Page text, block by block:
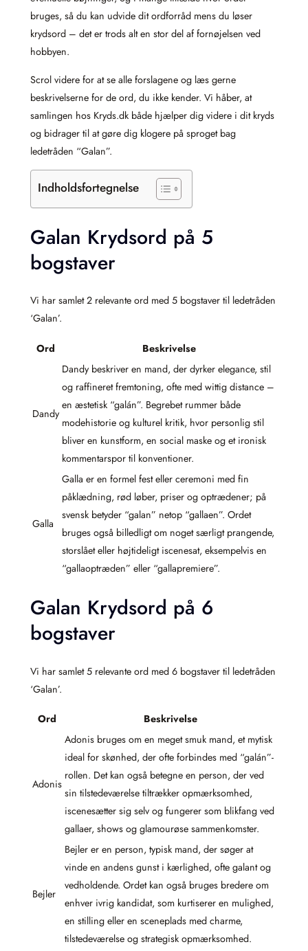
bruges, så du kan udvide dit ordforråd mens du løser
krydsord – det er trods alt en stor del af fornøjelsen ved
hobbyen.
Scrol videre for at se alle forslagene og læs gerne
beskrivelserne for de ord, du ikke kender. Vi håber, at
samlingen hos Kryds.dk både hjælper dig videre i dit kryds
og bidrager til at gøre dig klogere på sproget bag
ledetråden “Galan”.
Indholdsfortegnelse
Galan Krydsord på 5
bogstaver
Vi har samlet 2 relevante ord med 5 bogstaver til ledetråden
‘Galan’.
Ord Beskrivelse
Dandy
Dandy beskriver en mand, der dyrker elegance, stil
og raffineret fremtoning, ofte med wittig distance –
en æstetisk “galán”. Begrebet rummer både
modehistorie og kulturel kritik, hvor personlig stil
bliver en kunstform, en social maske og et ironisk
kommentarspor til konventioner.
Galla
Galla er en formel fest eller ceremoni med fin
påklædning, rød løber, priser og optrædener; på
svensk betyder “galan” netop “gallaen”. Ordet
bruges også billedligt om noget særligt prangende,
storslået eller højtideligt iscenesat, eksempelvis en
“gallaoptræden” eller “gallapremiere”.
Galan Krydsord på 6
bogstaver
Vi har samlet 5 relevante ord med 6 bogstaver til ledetråden
‘Galan’.
Ord Beskrivelse
Adonis
Adonis bruges om en meget smuk mand, et mytisk
ideal for skønhed, der ofte forbindes med “galán”-
rollen. Det kan også betegne en person, der ved
sin tilstedeværelse tiltrækker opmærksomhed,
iscenesætter sig selv og fungerer som blikfang ved
gallaer, shows og glamourøse sammenkomster.
Bejler
Bejler er en person, typisk mand, der søger at
vinde en andens gunst i kærlighed, ofte galant og
vedholdende. Ordet kan også bruges bredere om
enhver ivrig kandidat, som kurtiserer en mulighed,
en stilling eller en sceneplads med charme,
tilstedeværelse og strategisk opmærksomhed.